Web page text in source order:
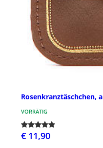
Rosenkranztäschchen,
VORRÄTIG
€ 11,90